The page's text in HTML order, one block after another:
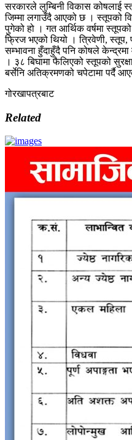
सरकारले लुम्बिनी विकास कोषलाई
जिम्मा लगाउँदै आएको छ । स्तूपको
पुगेको हो । गत आर्थिक वर्षमा
फ्रिज भएको थियो । त्रिवेणी, स्तूप,
सम्भावना हुँदाहुँदै पनि कोषले
। ३८ बिघामा फैलिएको स्तूपको
बर्सेनि अतिक्रमणको चपेटामा पर्दै
गोरखापत्रबाट
Related